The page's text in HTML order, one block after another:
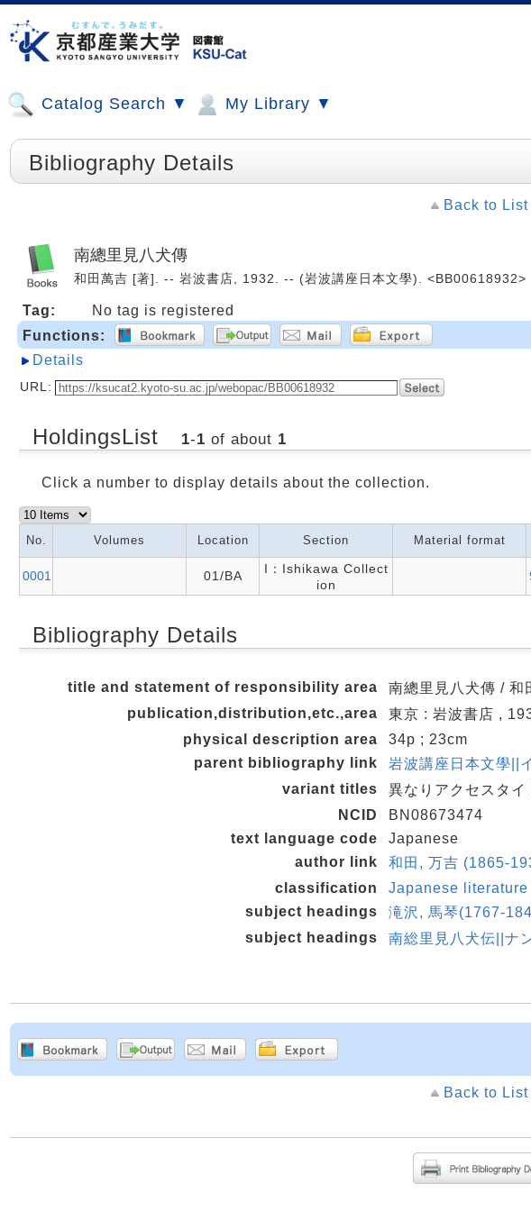
Catalog Search ▼ My Library ▼
Bibliography Details
Back to List
南總里見八犬傳
和田萬吉 [著]. -- 岩波書店, 1932. -- (岩波講座日本文學). <BB00618932>
Tag:
No tag is registered
Functions:
Details
URL:
HoldingsList 1-1 of about 1
Click a number to display details about the collection.
No. Volumes Location Section Material format
0001 01/BA
I：Ishikawa Collect
ion
Bibliography Details
title and statement of responsibility area
南總里見八犬傳 / 和
publication,distribution,etc.,area
東京 : 岩波書店 ,
physical description area
34p ; 23cm
parent bibliography link
岩波講座日本文學||
variant titles
異なりアクセスタ
NCID
BN08673474
text language code
Japanese
author link
和田, 万吉 (1865-
classification
Japanese
subject headings
滝沢, 馬琴(1767-
subject headings
南総里見八犬伝||ナ
Back to List